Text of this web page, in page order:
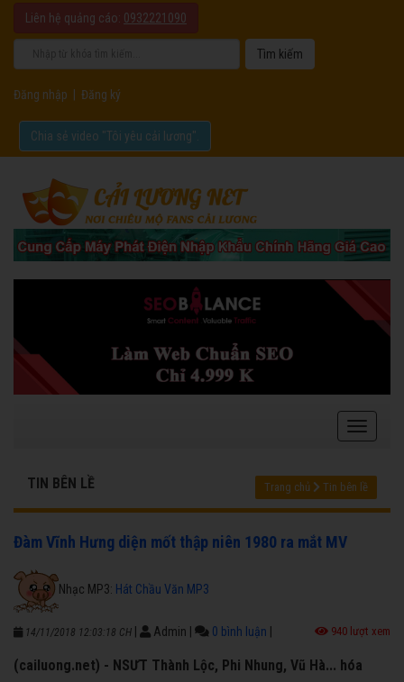
Liên hệ quảng cáo: 0932221090
Đăng nhập Đăng ký
Chia sẻ video "Tôi yêu cải lương".
TIN BÊN LỀ Trang chủ Tin bên lề
Đàm Vĩnh Hưng diện mốt thập niên 1980 ra mắt MV
Nhạc MP3: Hát Chầu Văn MP3
14/11/2018 12:03:18 CH Admin 0 bình luận 940 lượt xem
(cailuong.net) - NSƯT Thành Lộc, Phi Nhung, Vũ Hà... hóa